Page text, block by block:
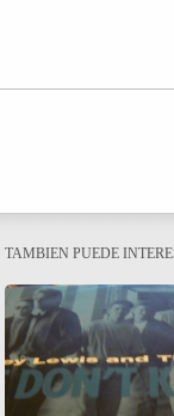
TAMBIEN PUEDE